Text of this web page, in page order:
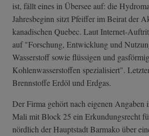
ist, fällt eines in Übersee auf: die
Jahresbeginn sitzt Pfeiffer im Beirat der
kanadischen Quebec. Laut Internet-
auf "Forschung, Entwicklung und
Wasserstoff sowie flüssigen und
Kohlenwasserstoffen spezialisiert".
Brennstoffe Erdöl und Erdgas.
Der Firma gehört nach eigenen Angaben
Mali mit Block 25 ein Erkundungsrecht
nördlich der Hauptstadt Barmako über